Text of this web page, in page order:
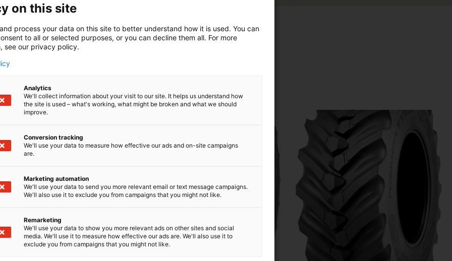
on this site
process your data on this site to better understand how it is used. You can
to all or selected purposes, or you can decline them all. For more
see our privacy policy.
Analytics
We'll collect information about your visit to our site. It helps us understand how
the site is used – what's working, what might be broken and what we should
improve.
Conversion tracking
We'll use your data to measure how effective our ads and on-site campaigns
are.
Marketing automation
We'll use your data to send you more relevant email or text message campaigns.
We'll also use it to exclude you from campaigns that you might not like.
Remarketing
We'll use your data to show you more relevant ads on other sites and social
media. We'll use it to measure how effective our ads are. We'll also use it to
exclude you from campaigns that you might not like.